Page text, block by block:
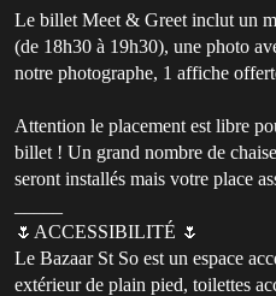
Le billet Meet & Greet inclut un
(de 18h30 à 19h30), une photo
notre photographe, 1 affiche
Attention le placement est libre
billet ! Un grand nombre de
seront installés mais votre place
🌷ACCESSIBILITÉ 🌷
Le Bazaar St So est un espace
extérieur de plain pied, toilettes